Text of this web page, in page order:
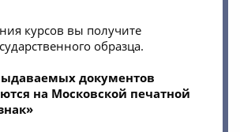
курсов вы получите
образца.
документов
на Московской печатной